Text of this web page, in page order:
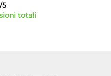
5
totali